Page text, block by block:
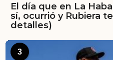
El día que en La
sí, ocurrió y Rubiera
detalles)
3